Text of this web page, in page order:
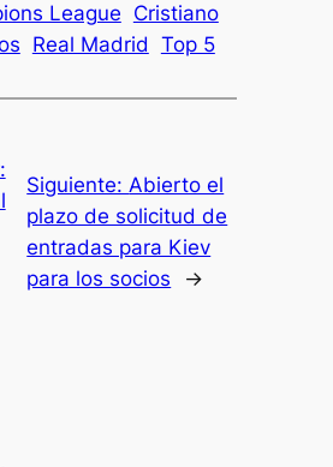
League Cristiano
Real Madrid Top 5
Siguiente: Abierto el
plazo de solicitud de
entradas para Kiev
para los socios
→